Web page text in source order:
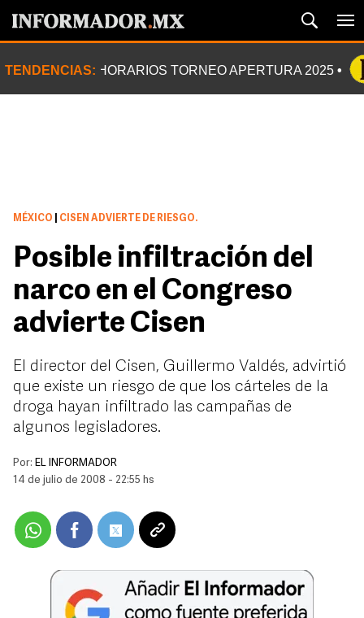
TENDENCIAS: HORARIOS TORNEO APERTURA 2025
MÉXICO CISEN ADVIERTE DE RIESGO.
Posible infiltración del
narco en el Congreso
advierte Cisen
El director del Cisen, Guillermo Valdés, advirtió
que existe un riesgo de que los cárteles de la
droga hayan infiltrado las campañas de
algunos legisladores.
Por: EL INFORMADOR
14 de julio de 2008 - 22:55 hs